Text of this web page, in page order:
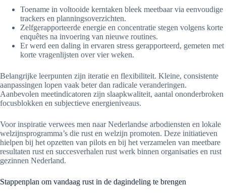
Toename in voltooide kerntaken bleek meetbaar via eenvoudige
trackers en planningsoverzichten.
Zelfgerapporteerde energie en concentratie stegen volgens korte
enquêtes na invoering van nieuwe routines.
Er werd een daling in ervaren stress gerapporteerd, gemeten met
korte vragenlijsten over vier weken.
Belangrijke leerpunten zijn iteratie en flexibiliteit. Kleine, consistente
aanpassingen lopen vaak beter dan radicale veranderingen.
Aanbevolen meetindicatoren zijn slaapkwaliteit, aantal ononderbroken
focusblokken en subjectieve energieniveaus.
Voor inspiratie verwees men naar Nederlandse arbodiensten en lokale
welzijnsprogramma’s die rust en welzijn promoten. Deze initiatieven
hielpen bij het opzetten van pilots en bij het verzamelen van meetbare
resultaten rust en succesverhalen rust werk binnen organisaties en rust
gezinnen Nederland.
Stappenplan om vandaag rust in de dagindeling te brengen